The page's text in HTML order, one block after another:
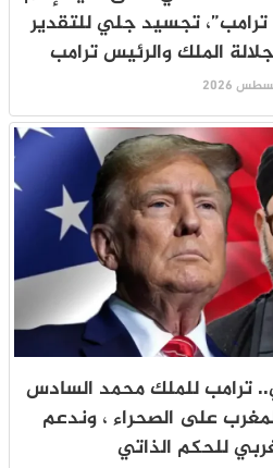
ترامب”، تجسيد جلي للتقدير
الملك والرئيس ترامب
ترامب للملك محمد السادس
على الصحراء ، وندعم
للحكم الذاتي